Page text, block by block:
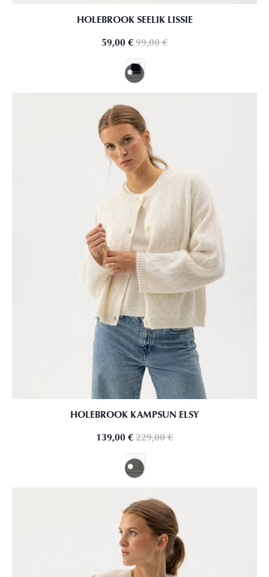
HOLEBROOK SEELIK LISSIE
59,00 €99,00€
HOLEBROOK KAMPSUN ELSY
139,00 €229,00€